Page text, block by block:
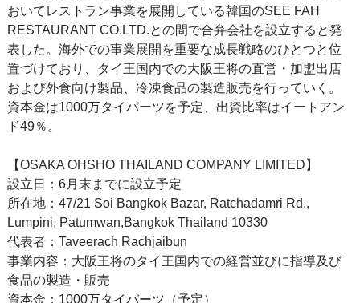
おいてレストラン事業を展開している韓国のSEE FAH
RESTAURANT CO.LTD.との間で合弁会社を設立すると発
表した。海外での事業展開を重要な成長戦略のひとつと位
置づけており、タイ王国内での大阪王将の直営・加盟出店
および外食向け製品、冷凍食品の製造販売を行っていく。
資本金は1000万タイバーツを予定、出資比率はイートアン
ド49％。
【OSAKA OHSHO THAILAND COMPANY LIMITED】
設立日：6月末までに設立予定
所在地：47/21 Soi Bangkok Bazar, Ratchadamri Rd.,
Lumpini, Patumwan,Bangkok Thailand 10330
代表者：Taveerach Rachjaibun
事業内容：大阪王将のタイ王国内での経営並びに指導及び
食品の製造・販売
資本金：1000万タイバーツ（予定）